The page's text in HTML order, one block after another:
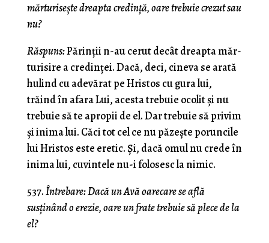
mărturiseşte dreapta credinţă, oare trebuie crezut sau
nu?
Răspuns:Părinţii n-au cerut decât dreapta măr­
turisire a credinţei. Dacă, deci, cineva se arată
hulind cu adevărat pe Hristos cu gura lui,
trăind în afara Lui, acesta trebuie ocolit şi nu
trebuie să te apropii de el. Dar trebuie să privim
şi inima lui. Căci tot cel ce nu păzeşte poruncile
lui Hristos este eretic. Şi, dacă omul nu crede în
inima lui, cuvintele nu-i folosesc la nimic.
537.Întrebare: Dacă un Avă oarecare se află
susţinând o erezie, oare un frate trebuie să plece de la
el?